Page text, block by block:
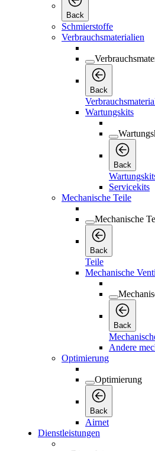
Back
Schmierstoffe
Verbrauchsmaterialien
Back
Wartungskits
Back
Servicekits
Mechanische Teile
Mechanische
Back
Teile
Mechanische
Back
Andere
Optimierung
Optimierung
Back
Airnet
Dienstleistungen